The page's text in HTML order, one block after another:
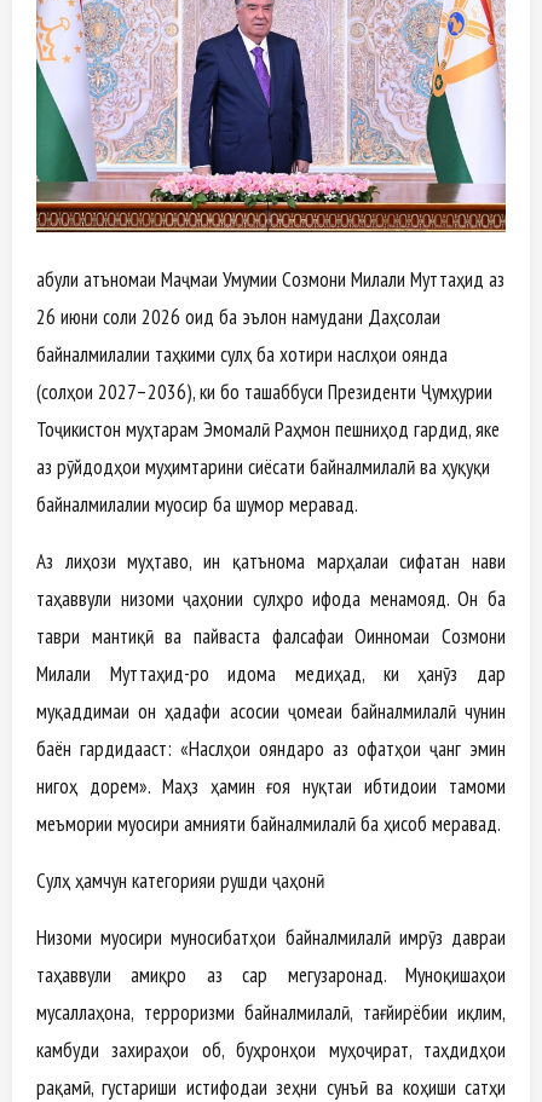
Қабули Қатъномаи Маҷмаи Умумии Созмони Милали Муттаҳид аз
26 июни соли 2026 оид ба эълон намудани Даҳсолаи
байналмилалии таҳкими сулҳ ба хотири наслҳои оянда
(солҳои 2027–2036), ки бо ташаббуси Президенти Ҷумҳурии
Тоҷикистон муҳтарам Эмомалӣ Раҳмон пешниҳод гардид, яке
аз рӯйдодҳои муҳимтарини сиёсати байналмилалӣ ва ҳуқуқи
байналмилалии муосир ба шумор меравад.
Аз лиҳози муҳтаво, ин қатънома марҳалаи сифатан нави
таҳаввули низоми ҷаҳонии сулҳро ифода менамояд. Он ба
таври мантиқӣ ва пайваста фалсафаи Оинномаи Созмони
Милали Муттаҳид-ро идома медиҳад, ки ҳанӯз дар
муқаддимаи он ҳадафи асосии ҷомеаи байналмилалӣ чунин
баён гардидааст: «Наслҳои ояндаро аз офатҳои ҷанг эмин
нигоҳ дорем». Маҳз ҳамин ғоя нуқтаи ибтидоии тамоми
меъмории муосири амнияти байналмилалӣ ба ҳисоб меравад.
Сулҳ ҳамчун категорияи рушди ҷаҳонӣ
Низоми муосири муносибатҳои байналмилалӣ имрӯз давраи
таҳаввули амиқро аз сар мегузаронад. Муноқишаҳои
мусаллаҳона, терроризми байналмилалӣ, тағйирёбии иқлим,
камбуди захираҳои об, буҳронҳои муҳоҷират, таҳдидҳои
рақамӣ, густариши истифодаи зеҳни сунъӣ ва коҳиши сатҳи